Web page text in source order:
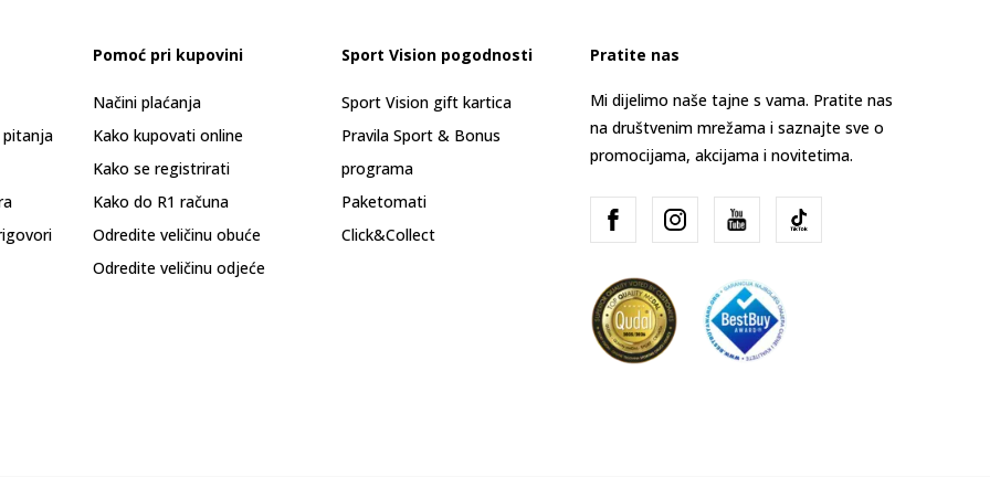
pitanja
Pomoć pri kupovini
Načini plaćanja
Kako kupovati online
Kako se registrirati
Kako do R1 računa
Odredite veličinu obuće
Odredite veličinu odjeće
Sport Vision pogodnosti
Sport Vision gift kartica
Pravila Sport & Bonus
programa
Paketomati
Click&Collect
Pratite nas
Mi dijelimo naše tajne s vama. Pratite nas
na društvenim mrežama i saznajte sve o
promocijama, akcijama i novitetima.